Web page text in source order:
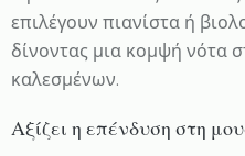
επιλέγουν πιανίστα ή
δίνοντας μια κομψή νότα
καλεσμένων.
Αξίζει η επένδυση στη